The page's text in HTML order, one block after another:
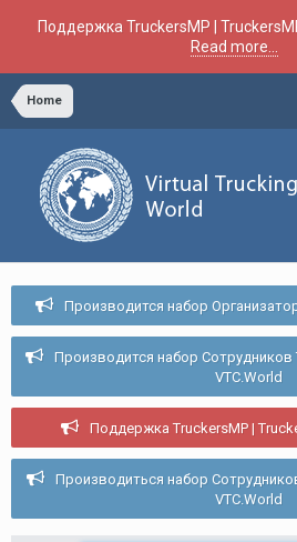
Поддержка TruckersMP |
Read more...
Home
Производится набор
Производится набор
VTC.World
Поддержка TruckersMP |
Производиться набор
VTC.World